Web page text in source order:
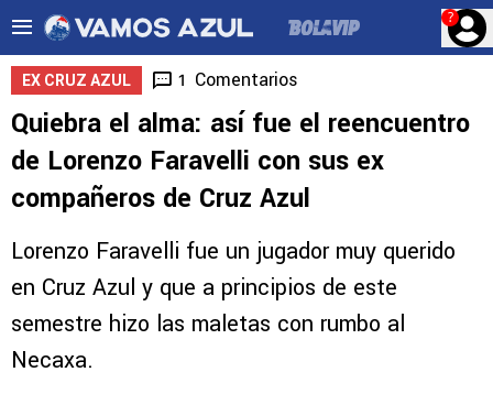
?
EX CRUZ AZUL 1 Comentarios
Quiebra el alma: así fue el reencuentro
de Lorenzo Faravelli con sus ex
compañeros de Cruz Azul
Lorenzo Faravelli fue un jugador muy querido
en Cruz Azul y que a principios de este
semestre hizo las maletas con rumbo al
Necaxa.